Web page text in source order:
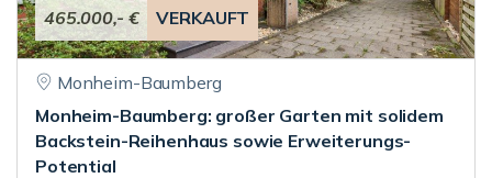
465.000,- € VERKAUFT
Monheim-Baumberg
Monheim-Baumberg: großer Garten mit solidem
Backstein-Reihenhaus sowie Erweiterungs-
Potential